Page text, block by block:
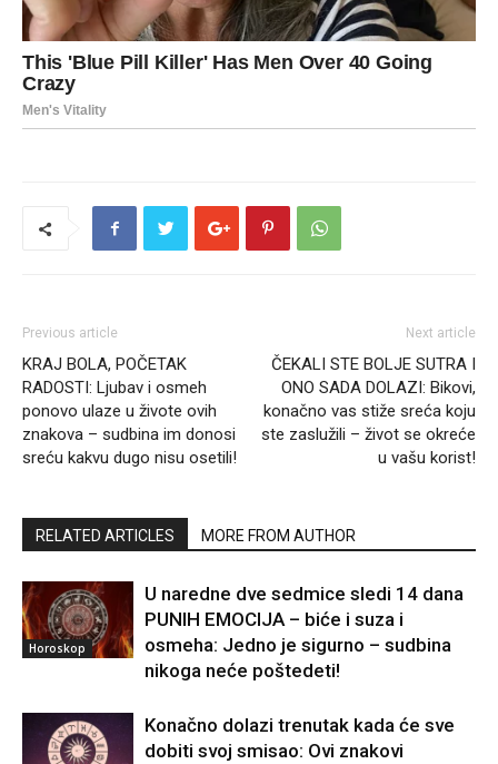
Previous article
KRAJ BOLA, POČETAK
RADOSTI: Ljubav i osmeh
ponovo ulaze u živote ovih
znakova – sudbina im donosi
sreću kakvu dugo nisu osetili!
Next article
ČEKALI STE BOLJE SUTRA I
ONO SADA DOLAZI: Bikovi,
konačno vas stiže sreća koju
ste zaslužili – život se okreće
u vašu korist!
RELATED ARTICLES MORE FROM AUTHOR
Horoskop
U naredne dve sedmice sledi 14 dana
PUNIH EMOCIJA – biće i suza i
osmeha: Jedno je sigurno – sudbina
nikoga neće poštedeti!
Konačno dolazi trenutak kada će sve
dobiti svoj smisao: Ovi znakovi